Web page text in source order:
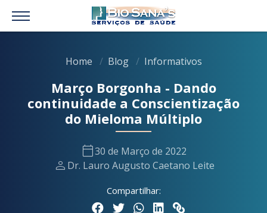
Home Blog Informativos
Março Borgonha - Dando
continuidade a Conscientização
do Mieloma Múltiplo
calendar_today30 de Março de 2022
person Dr. Lauro Augusto Caetano Leite
Compartilhar: